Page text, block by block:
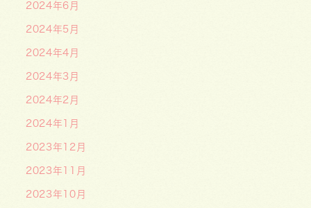
2024年6月
2024年5月
2024年4月
2024年3月
2024年2月
2024年1月
2023年12月
2023年11月
2023年10月